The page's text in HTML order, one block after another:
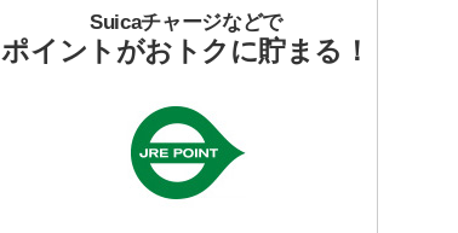
Suicaチャージなどで
ポイントがおトクに貯まる！